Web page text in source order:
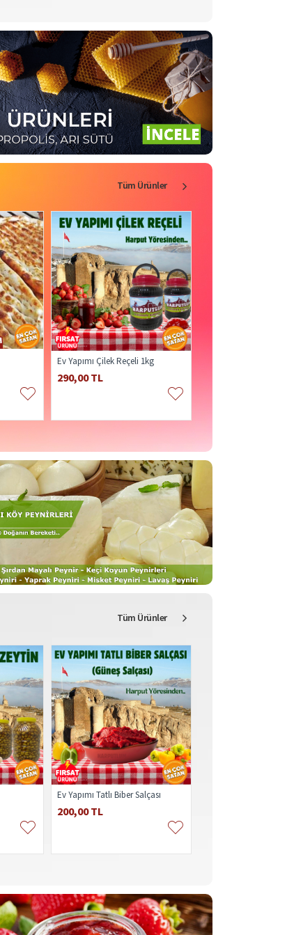
Tüm Ürünler
Ev Yapımı Çilek Reçeli 1kg
290,00 TL
Tüm Ürünler
Ev Yapımı Tatlı Biber Salçası
200,00 TL